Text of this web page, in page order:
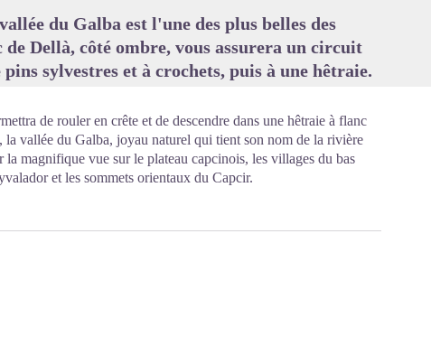
du Galba est l'une des plus belles des
de Dellà, côté ombre, vous assurera un circuit
sylvestres et à crochets, puis à une hêtraie.
de rouler en crête et de descendre dans une hêtraie à flanc
la vallée du Galba, joyau naturel qui tient son nom de la rivière
magnifique vue sur le plateau capcinois, les villages du bas
et les sommets orientaux du Capcir.